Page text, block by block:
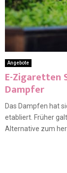
Angebote
E-Zigaretten
Dampfer
Das Dampfen hat
etabliert. Früher
Alternative zum